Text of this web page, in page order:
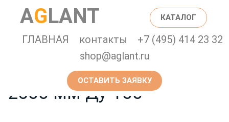
AGLANT КАТАЛОГ
ГЛАВНАЯ контакты
+7 (495) 414 23 32
shop@aglant.ru
ОСТАВИТЬ ЗАЯВКУ
Гидрант пожарный
подземный чугунный
2500 мм Ду 100